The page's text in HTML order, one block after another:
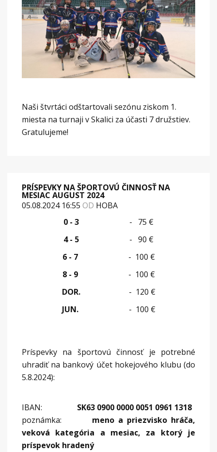
Naši štvrtáci odštartovali sezónu ziskom 1.
miesta na turnaji v Skalici za účasti 7 družstiev.
Gratulujeme!
PRÍSPEVKY NA ŠPORTOVÚ ČINNOSŤ NA
MESIAC AUGUST 2024
05.08.2024 16:55 OD HOBA
0 - 3
- 75 €
4 - 5
- 90 €
6 - 7
- 100 €
8 - 9
- 100 €
DOR.
- 120 €
JUN.
- 100 €
Príspevky na športovú činnosť je potrebné
uhradiť na bankový účet hokejového klubu (do
5.8.2024):
IBAN: SK63 0900 0000 0051 0961 1318
poznámka:
meno a priezvisko hráča,
veková kategória a mesiac, za ktorý je
príspevok hradený